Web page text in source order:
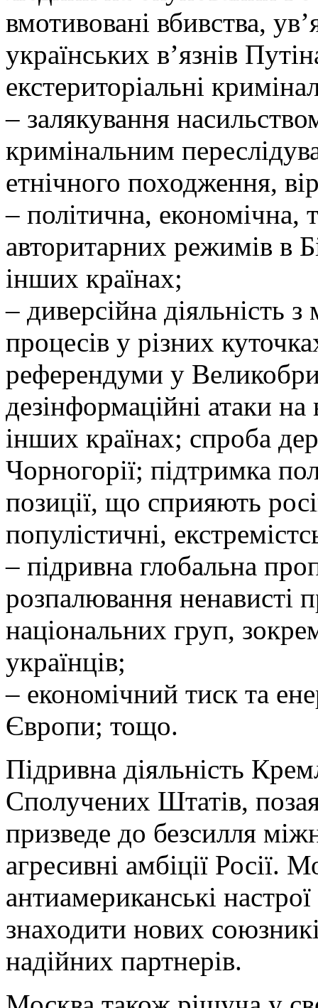
вмотивовані вбивства,
українських в’язнів
екстериторіальні
– залякування
кримінальним
етнічного походження,
– політична, економічна,
авторитарних режимів в
інших країнах;
– диверсійна діяльність
процесів у різних
референдуми у
дезінформаційні атаки
інших країнах; спроба
Чорногорії; підтримка
позиції, що сприяють
популістичні,
– підривна глобальна
розпалювання ненависті
національних груп,
українців;
– економічний тиск та
Європи; тощо.
Підривна діяльність
Сполучених Штатів,
призведе до безсилля
агресивні амбіції Росії.
антиамериканські
знаходити нових
надійних партнерів.